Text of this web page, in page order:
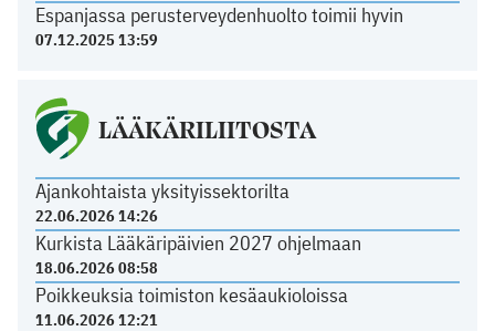
Espanjassa perusterveydenhuolto toimii hyvin
07.12.2025 13:59
LÄÄKÄRILIITOSTA
Ajankohtaista yksityissektorilta
22.06.2026 14:26
Kurkista Lääkäripäivien 2027 ohjelmaan
18.06.2026 08:58
Poikkeuksia toimiston kesäaukioloissa
11.06.2026 12:21